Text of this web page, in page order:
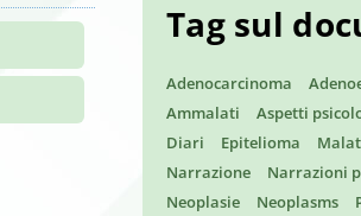
Tag sul
Adenocarcinoma
Ammalati
Aspetti
Diari
Epitelioma
Narrazione
Narrazioni
Neoplasie
Neoplasms